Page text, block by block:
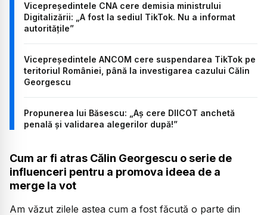
Vicepreședintele CNA cere demisia ministrului
Digitalizării: „A fost la sediul TikTok. Nu a informat
autoritățile”
Vicepreședintele ANCOM cere suspendarea TikTok pe
teritoriul României, până la investigarea cazului Călin
Georgescu
Propunerea lui Băsescu: „Aș cere DIICOT anchetă
penală și validarea alegerilor după!”
Cum ar fi atras Călin Georgescu o serie de
influenceri pentru a promova ideea de a
merge la vot
Am văzut zilele astea cum a fost făcută o parte din